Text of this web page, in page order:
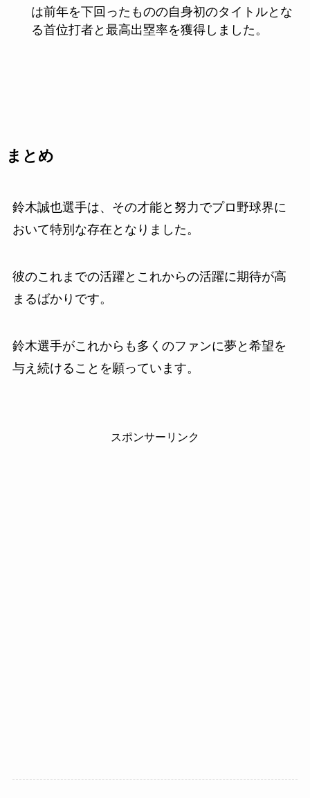
は前年を下回ったものの自身初のタイトルとな
る首位打者と最高出塁率を獲得しました。
まとめ
鈴木誠也選手は、その才能と努力でプロ野球界に
おいて特別な存在となりました。
彼のこれまでの活躍とこれからの活躍に期待が高
まるばかりです。
鈴木選手がこれからも多くのファンに夢と希望を
与え続けることを願っています。
スポンサーリンク